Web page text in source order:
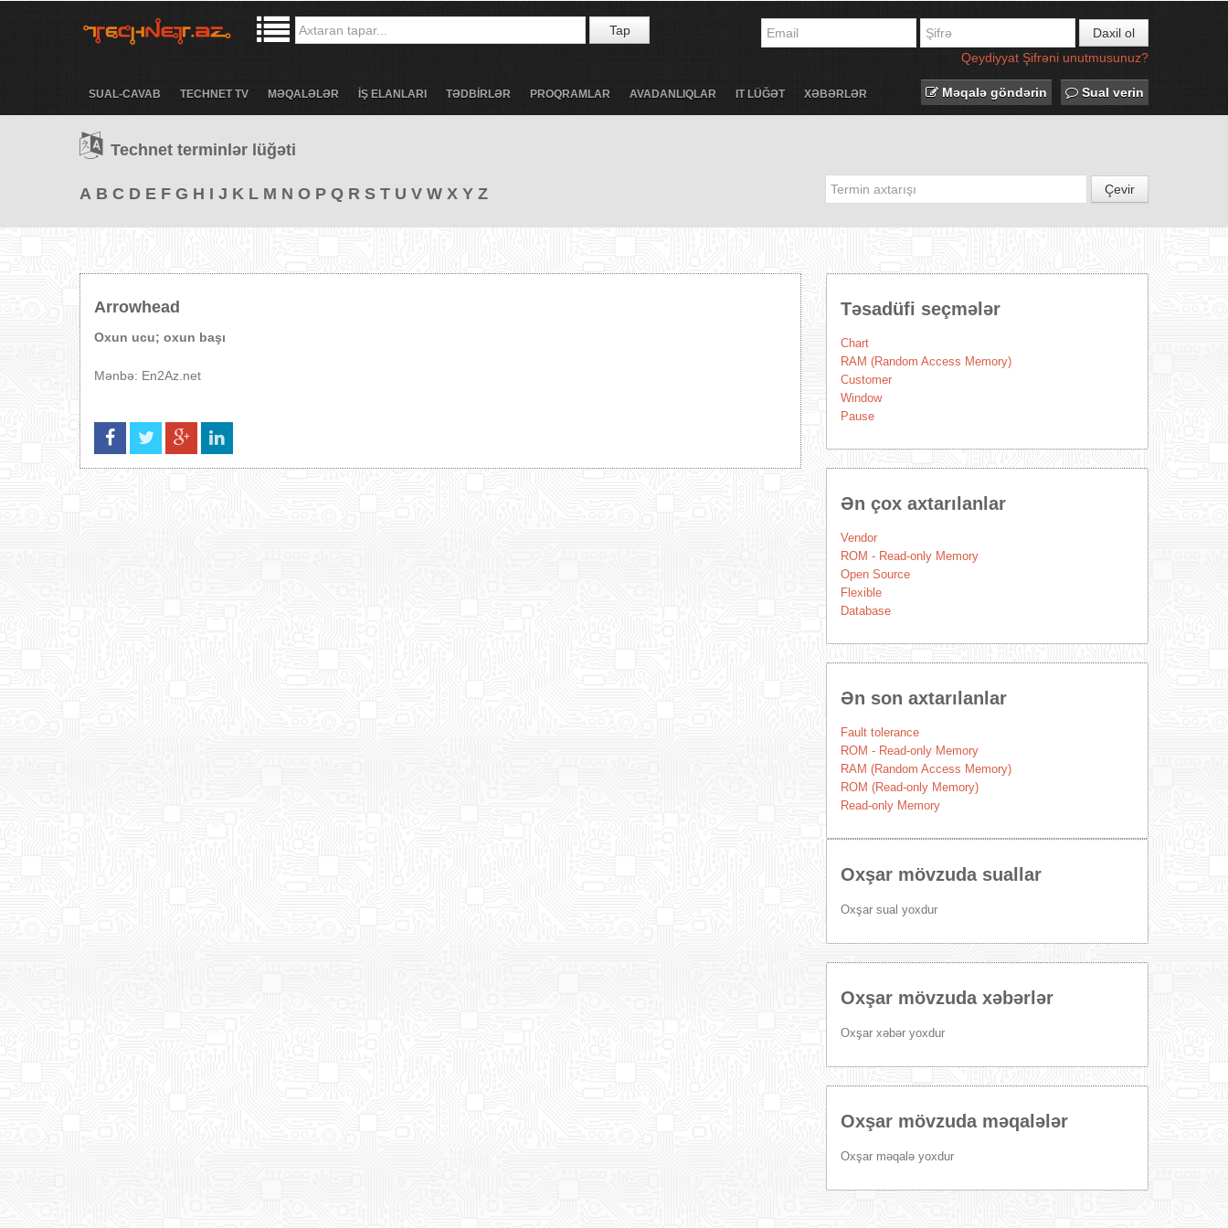
Tap
Daxil ol
Qeydiyyat Şifrəni unutmusunuz?
SUAL-CAVAB TECHNET TV MƏQALƏLƏR İŞ ELANLARI TƏDBİRLƏR PROQRAMLAR AVADANLIQLAR IT LÜĞƏT XƏBƏRLƏR Məqalə göndərin Sual verin
Technet terminlər lüğəti
A B C D E F G H I J K L M N O P Q R S T U V W X Y Z Çevir
Arrowhead
Oxun ucu; oxun başı
Mənbə: En2Az.net
Təsadüfi seçmələr
Chart
RAM (Random Access Memory)
Customer
Window
Pause
Ən çox axtarılanlar
Vendor
ROM - Read-only Memory
Open Source
Flexible
Database
Ən son axtarılanlar
Fault tolerance
ROM - Read-only Memory
RAM (Random Access Memory)
ROM (Read-only Memory)
Read-only Memory
Oxşar mövzuda suallar
Oxşar sual yoxdur
Oxşar mövzuda xəbərlər
Oxşar xəbər yoxdur
Oxşar mövzuda məqalələr
Oxşar məqalə yoxdur